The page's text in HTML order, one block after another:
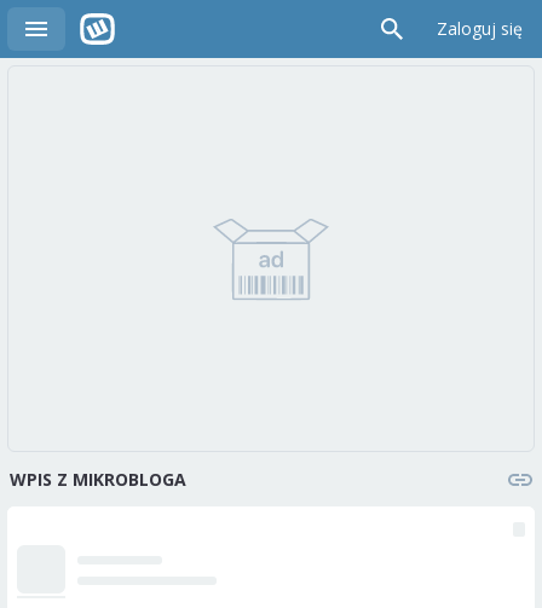
Zaloguj się
WPIS Z MIKROBLOGA